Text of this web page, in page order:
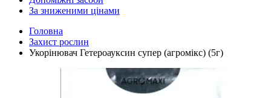
За зниженими цінами
Головна
Захист рослин
Укорінювач Гетероауксин супер (агромікс) (5г)